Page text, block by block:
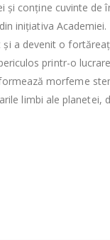
și conține cuvinte de
inițiativa Academiei.
a devenit o
printr-o lucrare
morfeme
limbi ale planetei,